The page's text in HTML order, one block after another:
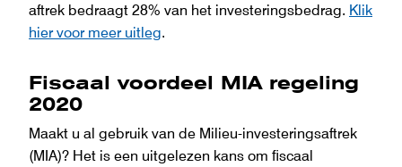
aftrek bedraagt 28% van het investeringsbedrag. Klik
hier voor meer uitleg.
Fiscaal voordeel MIA regeling
2020
Maakt u al gebruik van de Milieu-investeringsaftrek
(MIA)? Het is een uitgelezen kans om ﬁscaal